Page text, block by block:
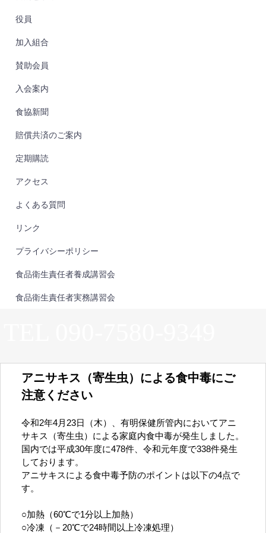
役員
加入組合
賛助会員
入会案内
食協新聞
賠償共済のご案内
定期購読
アクセス
よくある質問
リンク
プライバシーポリシー
食品衛生責任者養成講習会
食品衛生責任者実務講習会
アニサキス（寄生虫）による食中毒にご
注意ください
令和2年4月23日（木）、有明保健所管内においてアニ
サキス（寄生虫）による家庭内食中毒が発生しました。
国内では平成30年度に478件、令和元年度で338件発生
しております。
アニサキスによる食中毒予防のポイントは以下の4点で
す。
○加熱（60℃で1分以上加熱）
○冷凍（－20℃で24時間以上冷凍処理）